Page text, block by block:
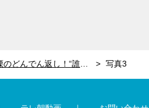
写真3